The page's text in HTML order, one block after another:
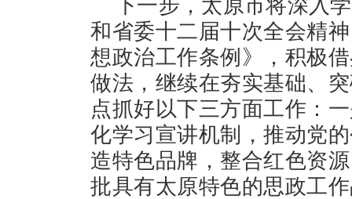
下一步，太原市将深入
和省委十二届十次全会精
想政治工作条例》，积极
做法，继续在夯实基础、
点抓好以下三方面工作：
化学习宣讲机制，推动党
造特色品牌，整合红色资
批具有太原特色的思政工